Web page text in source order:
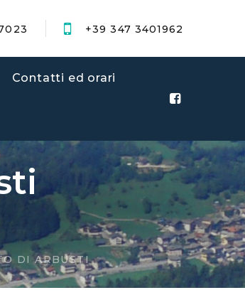
+39 347 3401962
Contatti ed orari
DI ARBUSTI